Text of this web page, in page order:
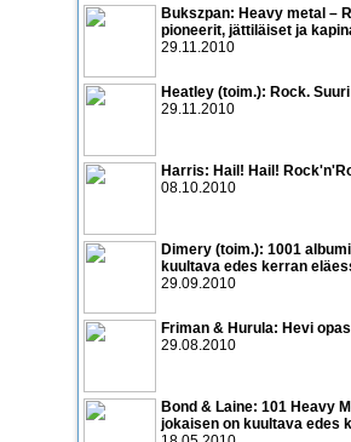
Bukszpan: Heavy metal –
pioneerit, jättiläiset ja
29.11.2010
Heatley (toim.): Rock.
29.11.2010
Harris: Hail! Hail!
08.10.2010
Dimery (toim.): 1001
kuultava edes kerran
29.09.2010
Friman & Hurula: Hevi
29.08.2010
Bond & Laine: 101 Heavy
jokaisen on kuultava edes